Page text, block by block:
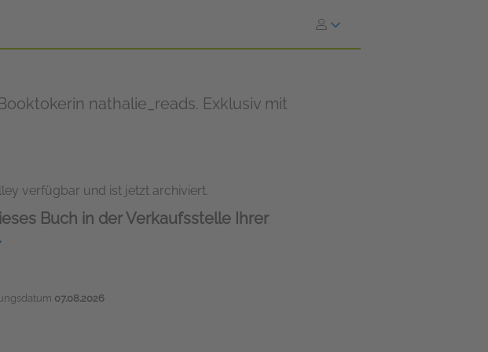
nathalie_reads. Exklusiv mit
verfügbar und ist jetzt archiviert.
Buch in der Verkaufsstelle Ihrer
07.08.2026